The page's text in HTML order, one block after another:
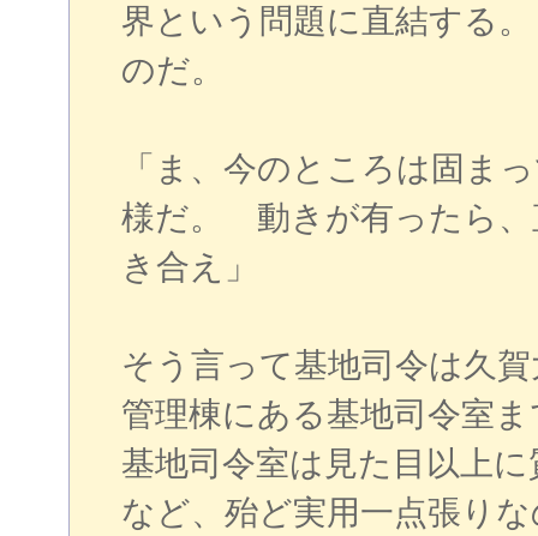
界という問題に直結する
のだ。
「ま、今のところは固ま
様だ。 動きが有ったら
き合え」
そう言って基地司令は久
管理棟にある基地司令室
基地司令室は見た目以上
など、殆ど実用一点張り